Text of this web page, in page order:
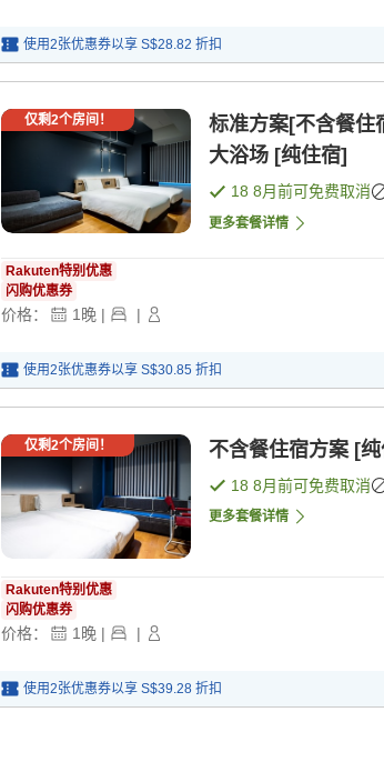
使用2张优惠券以享 S$28.82 折扣
仅剩2个房间！
标准方案[不含餐住
大浴场 [纯住宿]
18 8月前可免费取消
更多套餐详情
Rakuten特别优惠
闪购优惠券
价格： 1 晚 | |
使用2张优惠券以享 S$30.85 折扣
仅剩2个房间！ 不含餐住宿方案 [
18 8月前可免费取消
更多套餐详情
Rakuten特别优惠
闪购优惠券
价格： 1 晚 | |
使用2张优惠券以享 S$39.28 折扣